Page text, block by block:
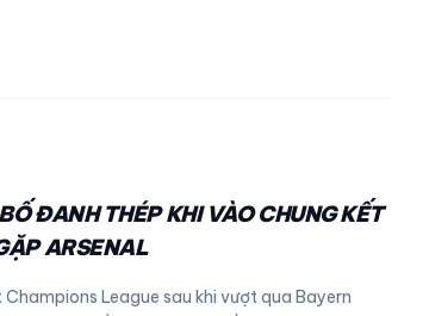
ĐANH THÉP KHI VÀO CHUNG KẾT
ARSENAL
League sau khi vượt qua Bayern